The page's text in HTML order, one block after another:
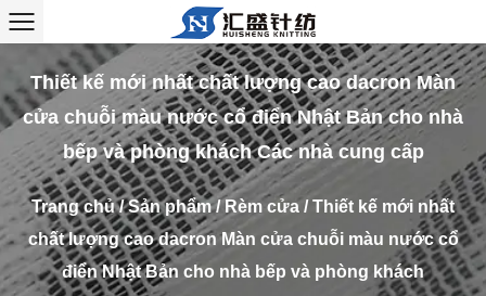
Thiết kế mới nhất chất lượng cao dacron Màn
cửa chuỗi màu nước cổ điển Nhật Bản cho nhà
bếp và phòng khách Các nhà cung cấp
Trang chủ/Sản phẩm/Rèm cửa /Thiết kế mới nhất
chất lượng cao dacron Màn cửa chuỗi màu nước cổ
điển Nhật Bản cho nhà bếp và phòng khách